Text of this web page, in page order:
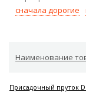
сначала дорогие
Наименование
Присадочный пруток